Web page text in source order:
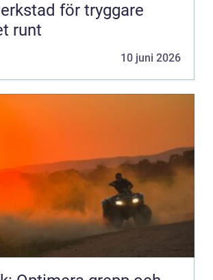
för tryggare
runt
10 juni 2026